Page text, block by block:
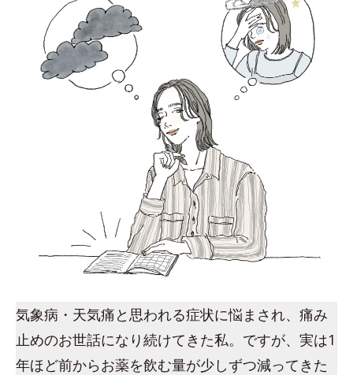
気象病・天気痛と思われる症状に悩まされ、痛み
止めのお世話になり続けてきた私。ですが、実は1
年ほど前からお薬を飲む量が少しずつ減ってきた